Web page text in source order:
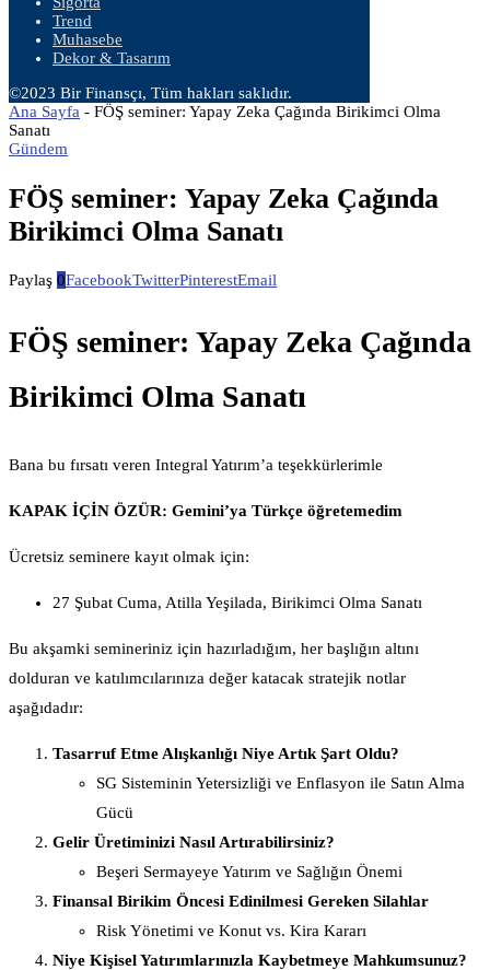
Trend
Muhasebe
Dekor & Tasarım
©2023 Bir Finansçı, Tüm hakları saklıdır.
Ana Sayfa - FÖŞ seminer: Yapay Zeka Çağında Birikimci Olma
Sanatı
Gündem
FÖŞ seminer: Yapay Zeka Çağında
Birikimci Olma Sanatı
Paylaş 0FacebookTwitterPinterestEmail
FÖŞ seminer: Yapay Zeka Çağında
Birikimci Olma Sanatı
Bana bu fırsatı veren Integral Yatırım’a teşekkürlerimle
KAPAK İÇİN ÖZÜR: Gemini’ya Türkçe öğretemedim
Ücretsiz seminere kayıt olmak için:
27 Şubat Cuma, Atilla Yeşilada, Birikimci Olma Sanatı
Bu akşamki semineriniz için hazırladığım, her başlığın altını
dolduran ve katılımcılarınıza değer katacak stratejik notlar
aşağıdadır:
Tasarruf Etme Alışkanlığı Niye Artık Şart Oldu?
SG Sisteminin Yetersizliği ve Enflasyon ile Satın Alma
Gücü
Gelir Üretiminizi Nasıl Artırabilirsiniz?
Beşeri Sermayeye Yatırım ve Sağlığın Önemi
Finansal Birikim Öncesi Edinilmesi Gereken Silahlar
Risk Yönetimi ve Konut vs. Kira Kararı
Niye Kişisel Yatırımlarınızla Kaybetmeye Mahkumsunuz?